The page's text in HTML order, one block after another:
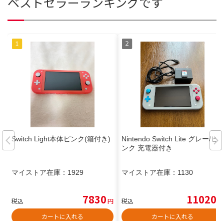
Switch Light本体ピンク(箱付き)
マイストア在庫： 1929
税込 7830円
カートに入れる
Nintendo Switch Lite グレー/ピ
ンク 充電器付き
マイストア在庫： 1130
税込 11020
カートに入れる